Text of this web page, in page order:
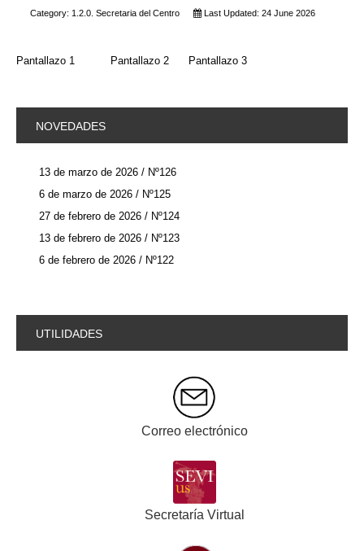
Directorio FCCE
Category: 1.2.0. Secretaria del Centro Last Updated: 24 June 2026
Pantallazo 1 Pantallazo 2 Pantallazo 3
NOVEDADES
13 de marzo de 2026 / Nº126
6 de marzo de 2026 / Nº125
27 de febrero de 2026 / Nº124
13 de febrero de 2026 / Nº123
6 de febrero de 2026 / Nº122
UTILIDADES
Correo electrónico
Secretaría Virtual